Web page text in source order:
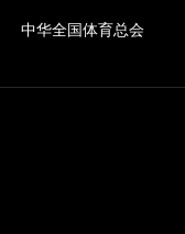
中华全国体育总会